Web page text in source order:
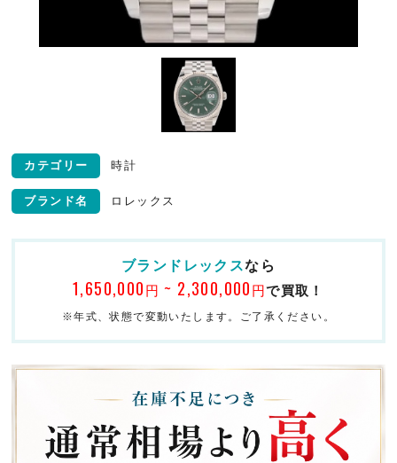
カテゴリー 時計
ブランド名 ロレックス
ブランドレックスなら
1,650,000 円 ~ 2,300,000 円で買取！
※年式、状態で変動いたします。ご了承ください。